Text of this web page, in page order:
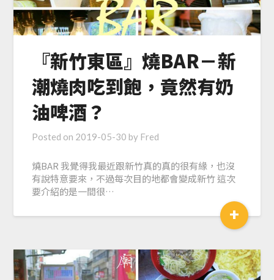
『新竹東區』燒BAR－新
潮燒肉吃到飽，竟然有奶
油啤酒？
Posted on 2019-05-30 by Fred
燒BAR 我覺得我最近跟新竹真的真的很有緣，也沒
有說特意要來，不過每次目的地都會變成新竹 這次
要介紹的是一間很…
+